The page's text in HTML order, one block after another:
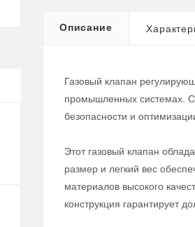
Описание
Газовый клапан
промышленных системах.
безопасности и
Этот газовый клапан
размер и легкий вес
материалов высокого
конструкция гарантирует